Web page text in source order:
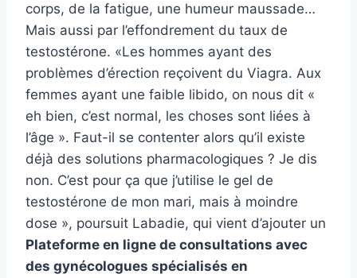
corps, de la fatigue, une humeur maussade…
Mais aussi par l’effondrement du taux de
testostérone. «Les hommes ayant des
problèmes d’érection reçoivent du Viagra. Aux
femmes ayant une faible libido, on nous dit «
eh bien, c’est normal, les choses sont liées à
l’âge ». Faut-il se contenter alors qu’il existe
déjà des solutions pharmacologiques ? Je dis
non. C’est pour ça que j’utilise le gel de
testostérone de mon mari, mais à moindre
dose », poursuit Labadie, qui vient d’ajouter un
Plateforme en ligne de consultations avec
des gynécologues spécialisés en